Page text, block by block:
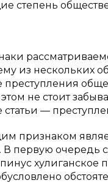
степень
из нескольких
не стоит
статьи —
признаком
В первую